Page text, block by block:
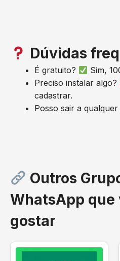
Dúvidas
É gratuito?
Sim,
Preciso instalar algo?
cadastrar.
Posso sair a
Outros
WhatsApp que
gostar